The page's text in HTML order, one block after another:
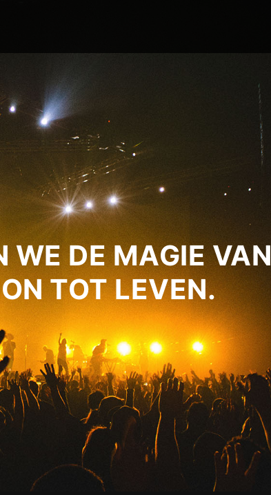
WE DE MAGIE VAN
TOT LEVEN.